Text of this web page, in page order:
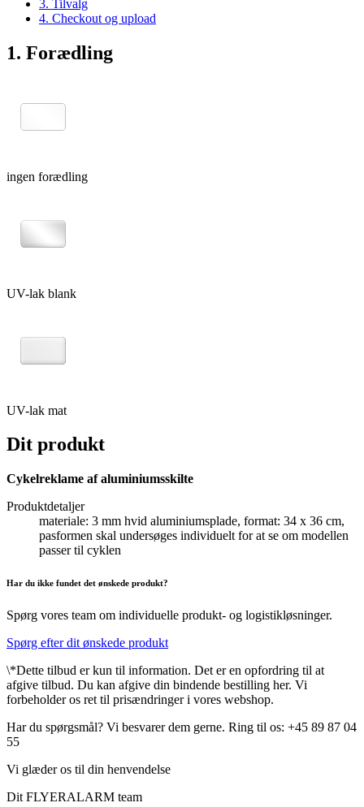
3. Tilvalg
4. Checkout og upload
1. Forædling
ingen forædling
UV-lak blank
UV-lak mat
Dit produkt
Cykelreklame af aluminiumsskilte
Produktdetaljer
materiale: 3 mm hvid aluminiumsplade, format: 34 x 36 cm,
pasformen skal undersøges individuelt for at se om modellen
passer til cyklen
Har du ikke fundet det ønskede produkt?
Spørg vores team om individuelle produkt- og logistikløsninger.
Spørg efter dit ønskede produkt
\*Dette tilbud er kun til information. Det er en opfordring til at
afgive tilbud. Du kan afgive din bindende bestilling her. Vi
forbeholder os ret til prisændringer i vores webshop.
Har du spørgsmål? Vi besvarer dem gerne. Ring til os: +45 89 87 04
55
Vi glæder os til din henvendelse
Dit FLYERALARM team